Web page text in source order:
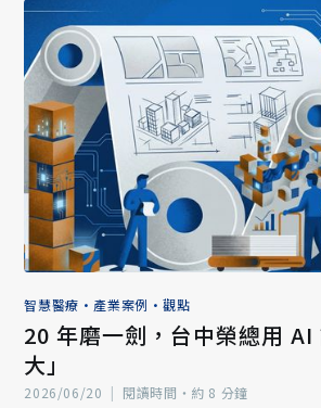
智慧醫療 • 產業案例 •觀點
20 年磨一劍，台中榮總用 AI
大」
2026/06/20 | 閱讀時間‧約 8 分鐘